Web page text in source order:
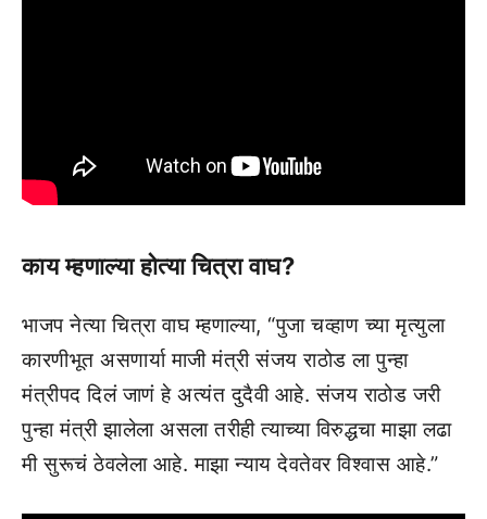
काय म्हणाल्या होत्या चित्रा वाघ?
भाजप नेत्या चित्रा वाघ म्हणाल्या, “पुजा चव्हाण च्या मृत्युला
कारणीभूत असणार्या माजी मंत्री संजय राठोड ला पुन्हा
मंत्रीपद दिलं जाणं हे अत्यंत दुदैवी आहे. संजय राठोड जरी
पुन्हा मंत्री झालेला असला तरीही त्याच्या विरुद्धचा माझा लढा
मी सुरूचं ठेवलेला आहे. माझा न्याय देवतेवर विश्वास आहे.”